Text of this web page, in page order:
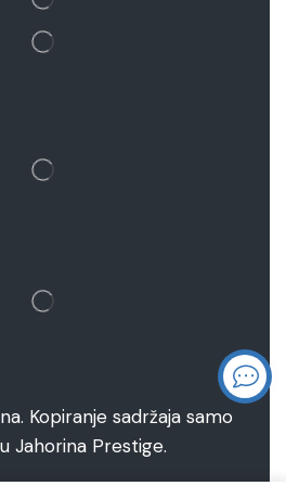
Kopiranje sadržaja samo
Jahorina Prestige.